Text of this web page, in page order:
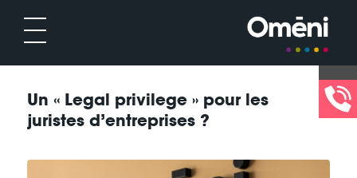
Un « Legal privilege » pour les
juristes d’entreprises ?